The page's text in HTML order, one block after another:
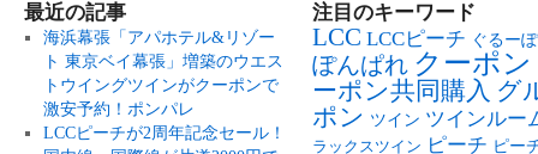
最近の記事
海浜幕張「アパホテル&リゾー
ト 東京ベイ幕張」増築のウエス
トウイングツインがクーポンで
激安予約！ポンパレ
LCCピーチが2周年記念セール！
注目のキーワード
LCC LCCピーチ ぐるー
ぽんぱれ クーポン
ーポン共同購入 グ
ポン ツイン ツインルー
ラックスツイン ピーチ ピー